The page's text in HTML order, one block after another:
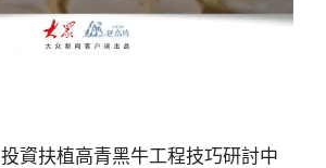
投資扶植高青黑牛工程技巧研討中